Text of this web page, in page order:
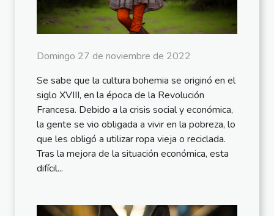
Domingo 27 de noviembre de 2022
Se sabe que la cultura bohemia se originó en el
siglo XVIII, en la época de la Revolución
Francesa. Debido a la crisis social y económica,
la gente se vio obligada a vivir en la pobreza, lo
que les obligó a utilizar ropa vieja o reciclada.
Tras la mejora de la situación económica, esta
difícil...